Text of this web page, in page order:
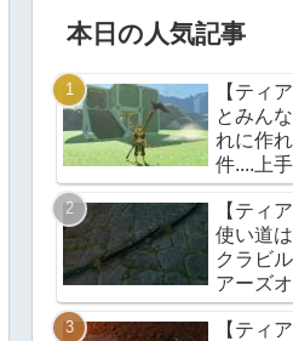
本日の人気記事
【ティ
とみん
れに作
件....上
る？【
ングダ
【ティ
使い道
クラビ
アーズ
【ティ